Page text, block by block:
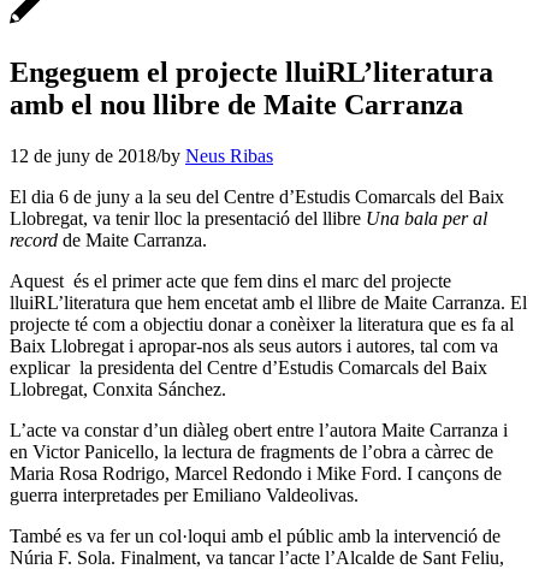
Engeguem el projecte lluiRL’literatura
amb el nou llibre de Maite Carranza
12 de juny de 2018/by Neus Ribas
El dia 6 de juny a la seu del Centre d’Estudis Comarcals del Baix
Llobregat, va tenir lloc la presentació del llibre Una bala per al
record de Maite Carranza.
Aquest és el primer acte que fem dins el marc del projecte
lluiRL’literatura que hem encetat amb el llibre de Maite Carranza. El
projecte té com a objectiu donar a conèixer la literatura que es fa al
Baix Llobregat i apropar-nos als seus autors i autores, tal com va
explicar la presidenta del Centre d’Estudis Comarcals del Baix
Llobregat, Conxita Sánchez.
L’acte va constar d’un diàleg obert entre l’autora Maite Carranza i
en Victor Panicello, la lectura de fragments de l’obra a càrrec de
Maria Rosa Rodrigo, Marcel Redondo i Mike Ford. I cançons de
guerra interpretades per Emiliano Valdeolivas.
També es va fer un col·loqui amb el públic amb la intervenció de
Núria F. Sola. Finalment, va tancar l’acte l’Alcalde de Sant Feliu,